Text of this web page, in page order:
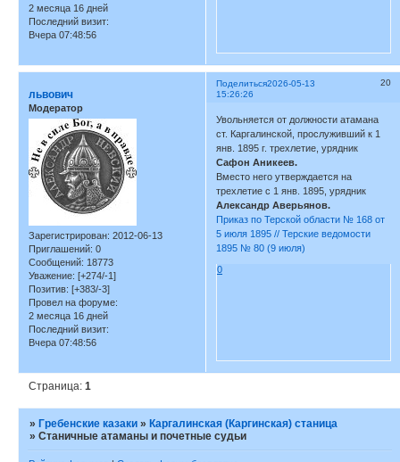
2 месяца 16 дней
Последний визит:
Вчера 07:48:56
Поделиться 20
2026-05-13
15:26:26
львович
Модератор
Зарегистрирован: 2012-06-13
Приглашений: 0
Сообщений: 18773
Уважение: [+274/-1]
Позитив: [+383/-3]
Провел на форуме:
2 месяца 16 дней
Последний визит:
Вчера 07:48:56
Увольняется от должности атамана
ст. Каргалинской, прослуживший к 1
янв. 1895 г. трехлетие, урядник
Сафон Аникеев.
Вместо него утверждается на
трехлетие с 1 янв. 1895, урядник
Александр Аверьянов.
Приказ по Терской области № 168 от
5 июля 1895 // Терские ведомости
1895 № 80 (9 июля)
0
Страница:1
»Гребенские казаки »Каргалинская (Каргинская) станица
»Станичные атаманы и почетные судьи